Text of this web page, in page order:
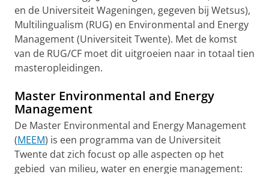
en de Universiteit Wageningen, gegeven bij Wetsus),
Multilingualism (RUG) en Environmental and Energy
Management (Universiteit Twente). Met de komst
van de RUG/CF moet dit uitgroeien naar in totaal tien
masteropleidingen.
Master Environmental and Energy
Management
De Master Environmental and Energy Management
(MEEM) is een programma van de Universiteit
Twente dat zich focust op alle aspecten op het
gebied van milieu, water en energie management: